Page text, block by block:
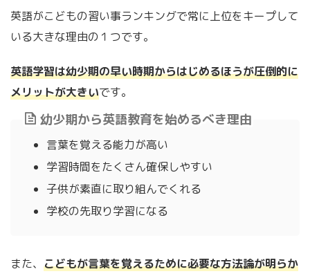
英語がこどもの習い事ランキングで常に上位をキープして
いる大きな理由の１つです。
英語学習は幼少期の早い時期からはじめるほうが圧倒的に
メリットが大きいです。
幼少期から英語教育を始めるべき理由
言葉を覚える能力が高い
学習時間をたくさん確保しやすい
子供が素直に取り組んでくれる
学校の先取り学習になる
また、 こどもが言葉を覚えるために必要な方法論が明らか